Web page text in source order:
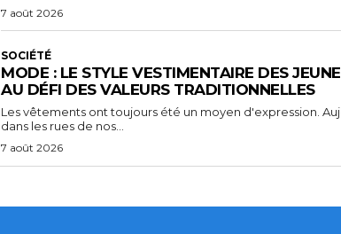
7 août 2026
SOCIÉTÉ
MODE : LE STYLE VESTIMENTAIRE DES
AU DÉFI DES VALEURS TRADITIONNELLES
Les vêtements ont toujours été un moyen d'expression.
dans les rues de nos...
7 août 2026